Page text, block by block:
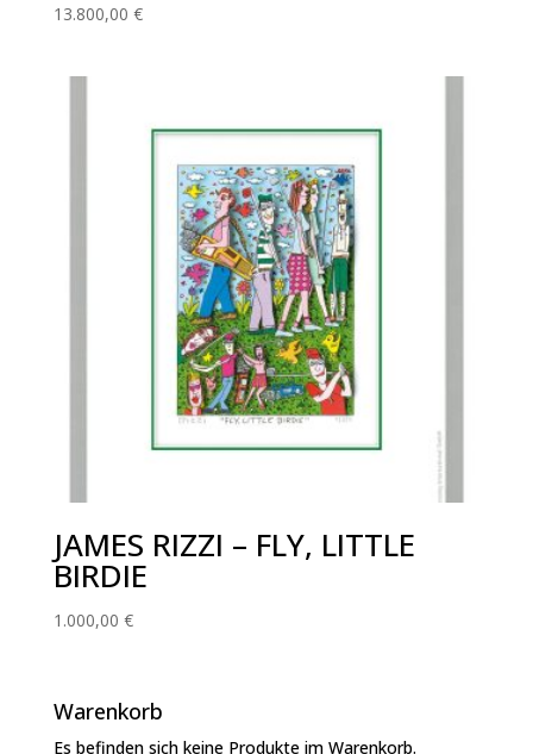
13.800,00 €
JAMES RIZZI – FLY, LITTLE
BIRDIE
1.000,00 €
Warenkorb
Es befinden sich keine Produkte im Warenkorb.